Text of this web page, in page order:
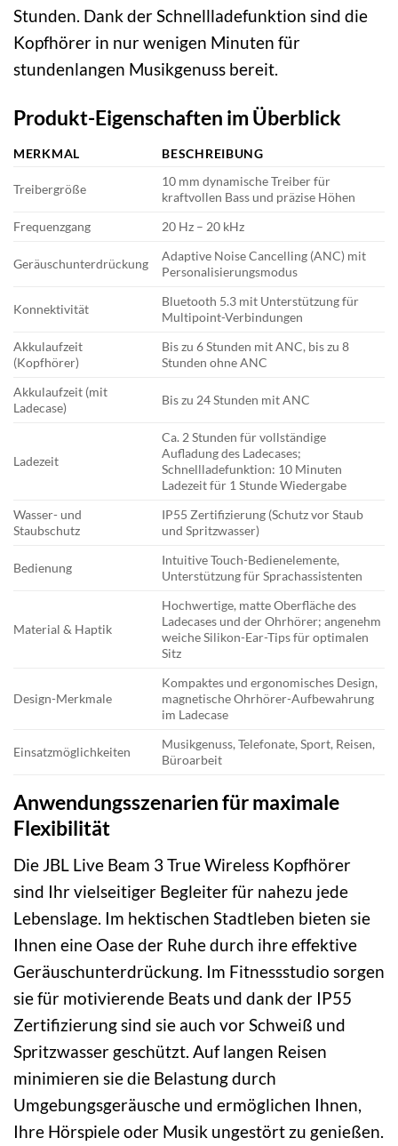
Stunden. Dank der Schnellladefunktion sind die
Kopfhörer in nur wenigen Minuten für
stundenlangen Musikgenuss bereit.
Produkt-Eigenschaften im Überblick
MERKMAL BESCHREIBUNG
Treibergröße
10 mm dynamische Treiber für
kraftvollen Bass und präzise Höhen
Frequenzgang
20 Hz – 20 kHz
Geräuschunterdrückung
Adaptive Noise Cancelling (ANC) mit
Personalisierungsmodus
Konnektivität
Bluetooth 5.3 mit Unterstützung für
Multipoint-Verbindungen
Akkulaufzeit
(Kopfhörer)
Bis zu 6 Stunden mit ANC, bis zu 8
Stunden ohne ANC
Akkulaufzeit (mit
Ladecase)
Bis zu 24 Stunden mit ANC
Ladezeit
Ca. 2 Stunden für vollständige
Aufladung des Ladecases;
Schnellladefunktion: 10 Minuten
Ladezeit für 1 Stunde Wiedergabe
Wasser- und
Staubschutz
IP55 Zertifizierung (Schutz vor Staub
und Spritzwasser)
Bedienung
Intuitive Touch-Bedienelemente,
Unterstützung für Sprachassistenten
Material & Haptik
Hochwertige, matte Oberfläche des
Ladecases und der Ohrhörer; angenehm
weiche Silikon-Ear-Tips für optimalen
Sitz
Design-Merkmale
Kompaktes und ergonomisches Design,
magnetische Ohrhörer-Aufbewahrung
im Ladecase
Einsatzmöglichkeiten
Musikgenuss, Telefonate, Sport, Reisen,
Büroarbeit
Anwendungsszenarien für maximale
Flexibilität
Die JBL Live Beam 3 True Wireless Kopfhörer
sind Ihr vielseitiger Begleiter für nahezu jede
Lebenslage. Im hektischen Stadtleben bieten sie
Ihnen eine Oase der Ruhe durch ihre effektive
Geräuschunterdrückung. Im Fitnessstudio sorgen
sie für motivierende Beats und dank der IP55
Zertifizierung sind sie auch vor Schweiß und
Spritzwasser geschützt. Auf langen Reisen
minimieren sie die Belastung durch
Umgebungsgeräusche und ermöglichen Ihnen,
Ihre Hörspiele oder Musik ungestört zu genießen.